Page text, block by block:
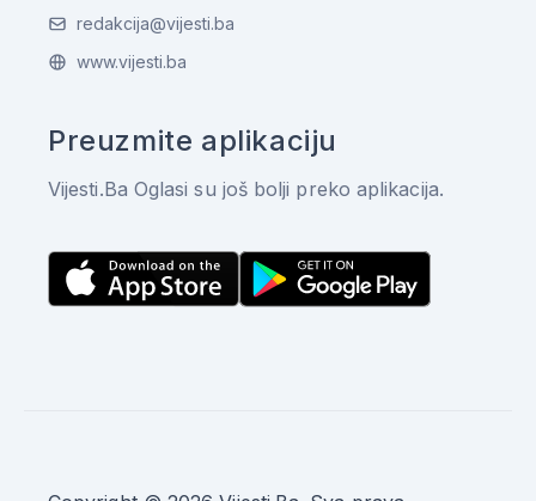
redakcija@vijesti.ba
www.vijesti.ba
Preuzmite aplikaciju
Vijesti.Ba Oglasi su još bolji preko aplikacija.